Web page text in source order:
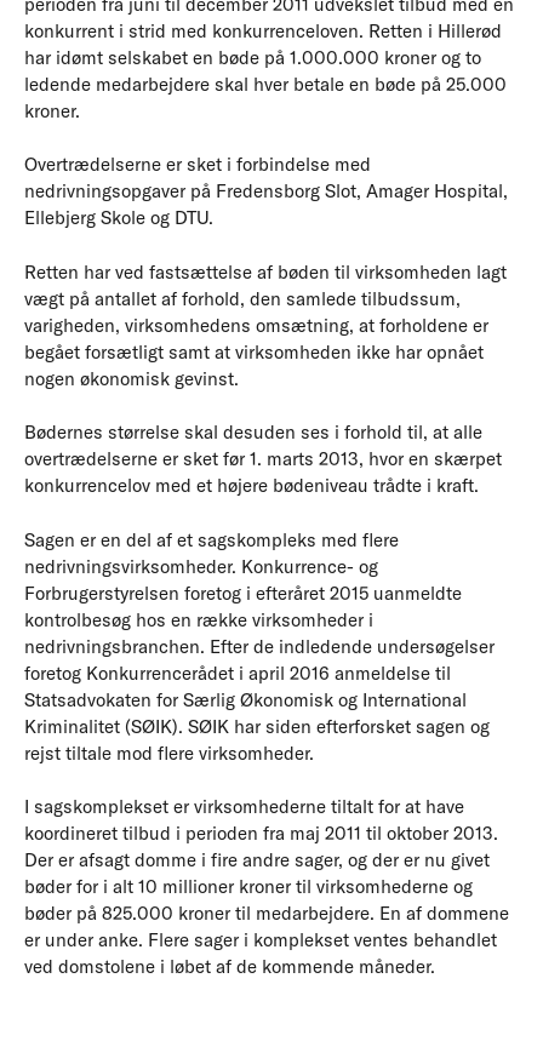
konkurrent i strid med konkurrenceloven. Retten i Hillerød
har idømt selskabet en bøde på 1.000.000 kroner og to
ledende medarbejdere skal hver betale en bøde på 25.000
kroner.
Overtrædelserne er sket i forbindelse med
nedrivningsopgaver på Fredensborg Slot, Amager Hospital,
Ellebjerg Skole og DTU.
Retten har ved fastsættelse af bøden til virksomheden lagt
vægt på antallet af forhold, den samlede tilbudssum,
varigheden, virksomhedens omsætning, at forholdene er
begået forsætligt samt at virksomheden ikke har opnået
nogen økonomisk gevinst.
Bødernes størrelse skal desuden ses i forhold til, at alle
overtrædelserne er sket før 1. marts 2013, hvor en skærpet
konkurrencelov med et højere bødeniveau trådte i kraft.
Sagen er en del af et sagskompleks med flere
nedrivningsvirksomheder. Konkurrence- og
Forbrugerstyrelsen foretog i efteråret 2015 uanmeldte
kontrolbesøg hos en række virksomheder i
nedrivningsbranchen. Efter de indledende undersøgelser
foretog Konkurrencerådet i april 2016 anmeldelse til
Statsadvokaten for Særlig Økonomisk og International
Kriminalitet (SØIK). SØIK har siden efterforsket sagen og
rejst tiltale mod flere virksomheder.
I sagskomplekset er virksomhederne tiltalt for at have
koordineret tilbud i perioden fra maj 2011 til oktober 2013.
Der er afsagt domme i fire andre sager, og der er nu givet
bøder for i alt 10 millioner kroner til virksomhederne og
bøder på 825.000 kroner til medarbejdere. En af dommene
er under anke. Flere sager i komplekset ventes behandlet
ved domstolene i løbet af de kommende måneder.